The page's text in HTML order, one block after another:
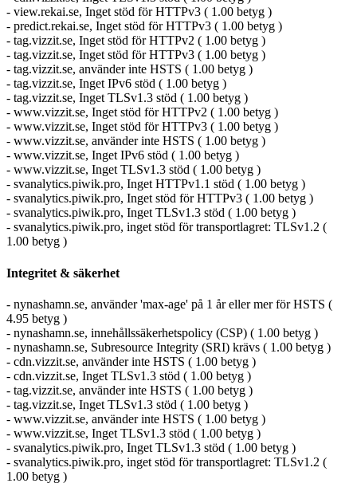
- view.rekai.se, Inget stöd för HTTPv3 ( 1.00 betyg )
- predict.rekai.se, Inget stöd för HTTPv3 ( 1.00 betyg )
- tag.vizzit.se, Inget stöd för HTTPv2 ( 1.00 betyg )
- tag.vizzit.se, Inget stöd för HTTPv3 ( 1.00 betyg )
- tag.vizzit.se, använder inte HSTS ( 1.00 betyg )
- tag.vizzit.se, Inget IPv6 stöd ( 1.00 betyg )
- tag.vizzit.se, Inget TLSv1.3 stöd ( 1.00 betyg )
- www.vizzit.se, Inget stöd för HTTPv2 ( 1.00 betyg )
- www.vizzit.se, Inget stöd för HTTPv3 ( 1.00 betyg )
- www.vizzit.se, använder inte HSTS ( 1.00 betyg )
- www.vizzit.se, Inget IPv6 stöd ( 1.00 betyg )
- www.vizzit.se, Inget TLSv1.3 stöd ( 1.00 betyg )
- svanalytics.piwik.pro, Inget HTTPv1.1 stöd ( 1.00 betyg )
- svanalytics.piwik.pro, Inget stöd för HTTPv3 ( 1.00 betyg )
- svanalytics.piwik.pro, Inget TLSv1.3 stöd ( 1.00 betyg )
- svanalytics.piwik.pro, inget stöd för transportlagret: TLSv1.2 (
1.00 betyg )
Integritet & säkerhet
- nynashamn.se, använder 'max-age' på 1 år eller mer för HSTS (
4.95 betyg )
- nynashamn.se, innehållssäkerhetspolicy (CSP) ( 1.00 betyg )
- nynashamn.se, Subresource Integrity (SRI) krävs ( 1.00 betyg )
- cdn.vizzit.se, använder inte HSTS ( 1.00 betyg )
- cdn.vizzit.se, Inget TLSv1.3 stöd ( 1.00 betyg )
- tag.vizzit.se, använder inte HSTS ( 1.00 betyg )
- tag.vizzit.se, Inget TLSv1.3 stöd ( 1.00 betyg )
- www.vizzit.se, använder inte HSTS ( 1.00 betyg )
- www.vizzit.se, Inget TLSv1.3 stöd ( 1.00 betyg )
- svanalytics.piwik.pro, Inget TLSv1.3 stöd ( 1.00 betyg )
- svanalytics.piwik.pro, inget stöd för transportlagret: TLSv1.2 (
1.00 betyg )